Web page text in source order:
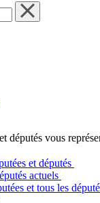
députés vous
et députés
actuels
et tous les